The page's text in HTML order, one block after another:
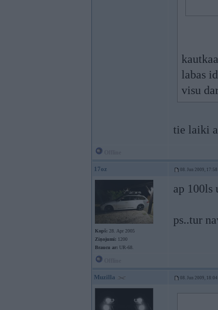
labas
visu
tie laiki
17oz 08. Jun 2009, 17:58
Kopš: 28. Apr 2005
Ziņojumi: 1200
Braucu ar: UR-68.
ap 100ls
ps..tur
Muzilla 08. Jun 2009, 18:04